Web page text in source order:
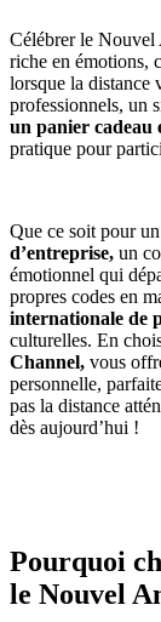
Célébrer le Nouvel
riche en émotions,
lorsque la distance
professionnels, un
un panier cadeau
pratique pour
Que ce soit pour
d’entreprise, un
émotionnel qui
propres codes en
internationale de
culturelles. En
Channel, vous
personnelle,
pas la distance
dès aujourd’hui !
Pourquoi
le Nouvel